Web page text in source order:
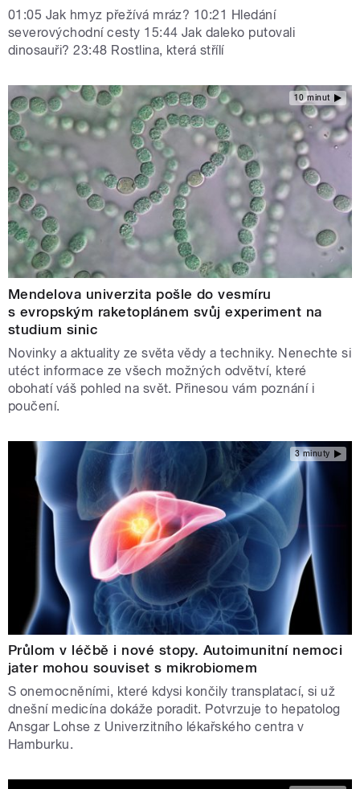
01:05 Jak hmyz přežívá mráz? 10:21 Hledání
severovýchodní cesty 15:44 Jak daleko putovali
dinosauři? 23:48 Rostlina, která střílí
10 minut
Mendelova univerzita pošle do vesmíru
s evropským raketoplánem svůj experiment na
studium sinic
Novinky a aktuality ze světa vědy a techniky. Nenechte si
utéct informace ze všech možných odvětví, které
obohatí váš pohled na svět. Přinesou vám poznání i
poučení.
3 minuty
Průlom v léčbě i nové stopy. Autoimunitní nemoci
jater mohou souviset s mikrobiomem
S onemocněními, které kdysi končily transplatací, si už
dnešní medicína dokáže poradit. Potvrzuje to hepatolog
Ansgar Lohse z Univerzitního lékařského centra v
Hamburku.